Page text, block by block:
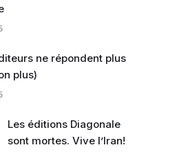
ne répondent plus
plus)
Les éditions Diagonale
sont mortes. Vive l’Iran!